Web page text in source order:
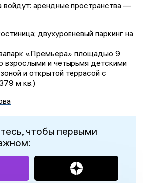
войдут: арендные пространства —
двухуровневый паркинг на
«Премьера» площадью 9
взрослыми и четырьмя детскими
и открытой террасой с
м кв.)
чтобы первыми